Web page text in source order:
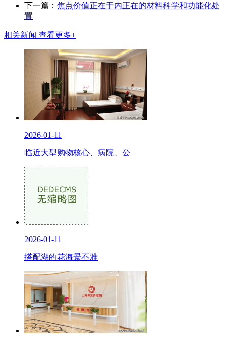
下一篇： 焦点价值正在于内正在的材料科学和功能化处
置
相关新闻 查看更多+
2026-01-11
临近大型购物核心、病院、公
2026-01-11
搭配湖的花海景不雅